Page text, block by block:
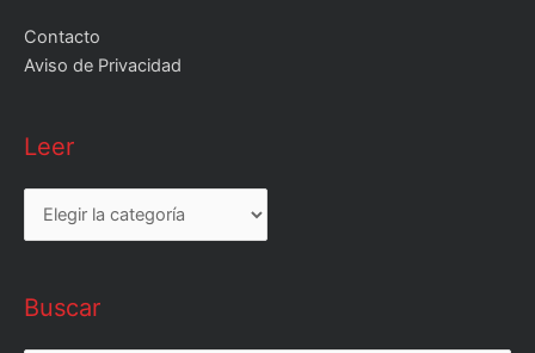
Contacto
Aviso de Privacidad
Leer
Leer
Buscar